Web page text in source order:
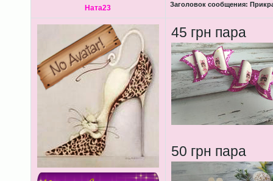
Ната23 Заголовок сообщения:
45 грн пара
50 грн пара